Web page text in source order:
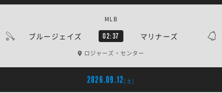
ブルージェイズ 02:37 マリナーズ
MLB
ロジャーズ・センター
2026.09.12 [土]